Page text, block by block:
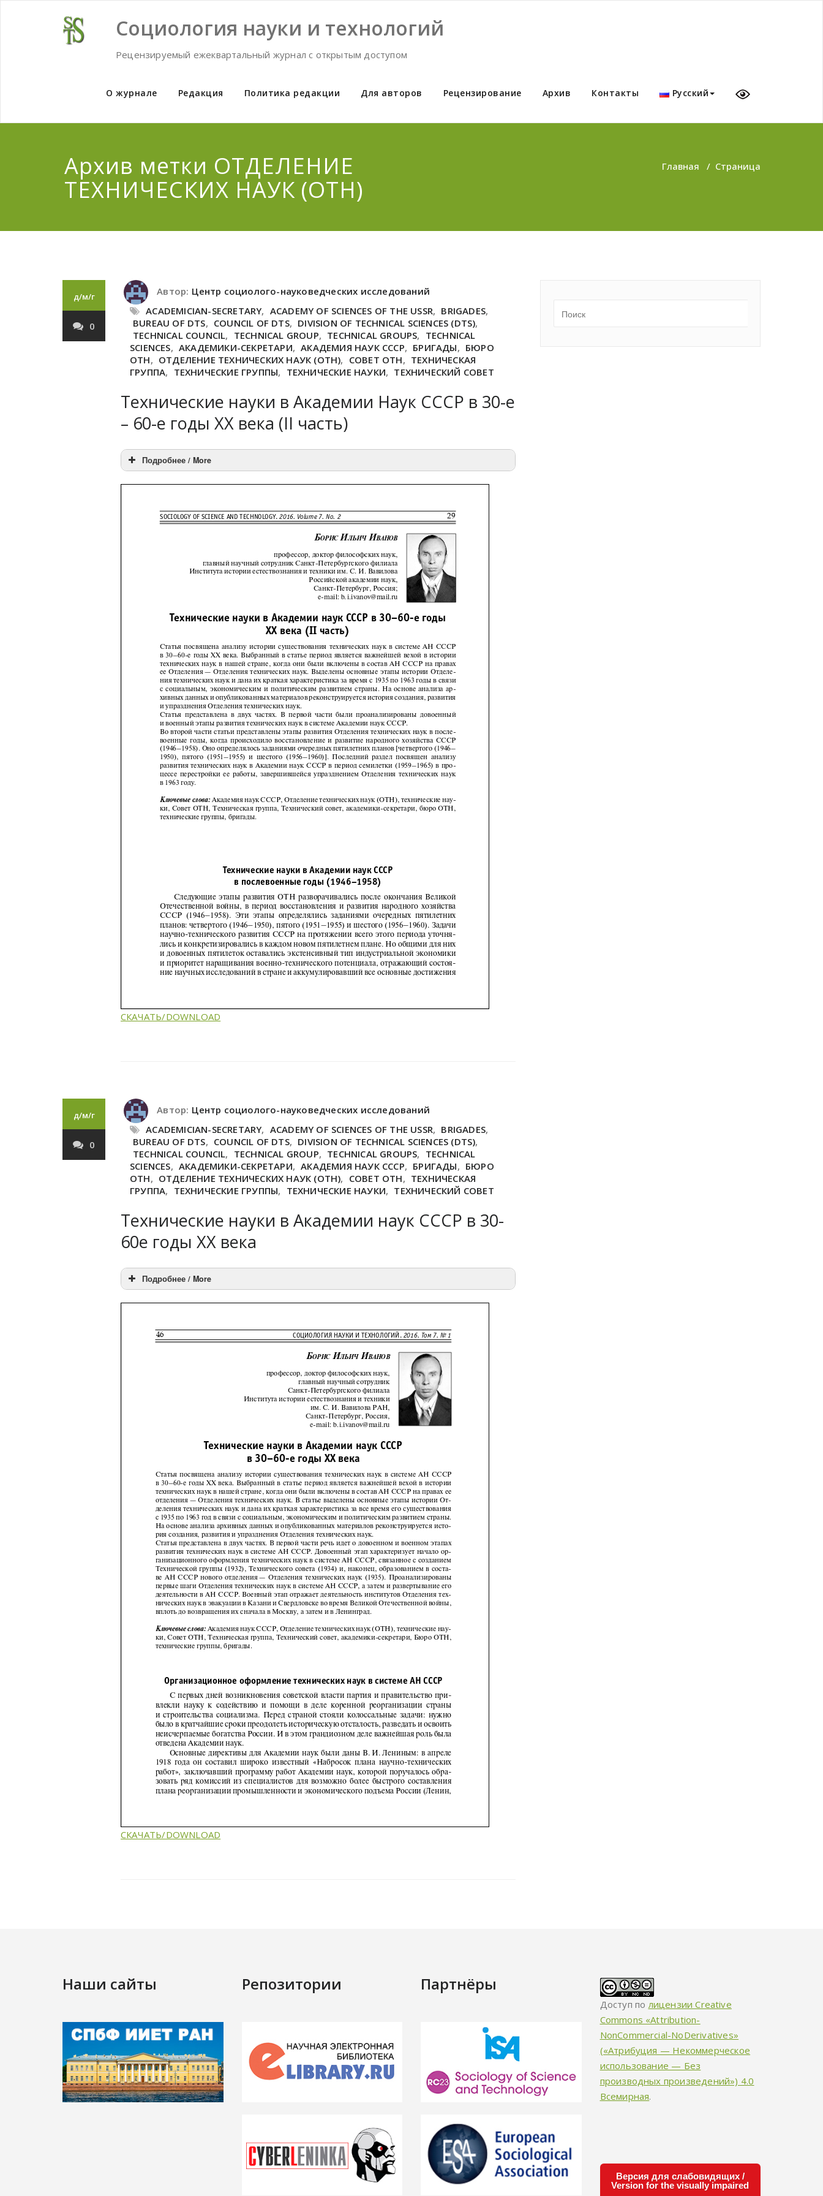
Социология науки и технологий
Рецензируемый ежеквартальный журнал с открытым доступом
О журнале Редакция Политика редакции Для авторов Рецензирование Архив Контакты Русский
Архив метки ОТДЕЛЕНИЕ
ТЕХНИЧЕСКИХ НАУК (ОТН)
Главная / Страница
д/м/г
0
Автор: Центр социолого-науковедческих исследований
ACADEMICIAN-SECRETARY, ACADEMY OF SCIENCES OF THE USSR, BRIGADES,
BUREAU OF DTS, COUNCIL OF DTS, DIVISION OF TECHNICAL SCIENCES (DTS),
TECHNICAL COUNCIL, TECHNICAL GROUP, TECHNICAL GROUPS, TECHNICAL
SCIENCES, АКАДЕМИКИ-СЕКРЕТАРИ, АКАДЕМИЯ НАУК СССР, БРИГАДЫ, БЮРО
ОТН, ОТДЕЛЕНИЕ ТЕХНИЧЕСКИХ НАУК (ОТН), СОВЕТ ОТН, ТЕХНИЧЕСКАЯ
ГРУППА, ТЕХНИЧЕСКИЕ ГРУППЫ, ТЕХНИЧЕСКИЕ НАУКИ, ТЕХНИЧЕСКИЙ СОВЕТ
Технические науки в Академии Наук СССР в 30-е
– 60-е годы XX века (II часть)
Подробнее / More
СКАЧАТЬ/DOWNLOAD
д/м/г
0
Автор: Центр социолого-науковедческих исследований
ACADEMICIAN-SECRETARY, ACADEMY OF SCIENCES OF THE USSR, BRIGADES,
BUREAU OF DTS, COUNCIL OF DTS, DIVISION OF TECHNICAL SCIENCES (DTS),
TECHNICAL COUNCIL, TECHNICAL GROUP, TECHNICAL GROUPS, TECHNICAL
SCIENCES, АКАДЕМИКИ-СЕКРЕТАРИ, АКАДЕМИЯ НАУК СССР, БРИГАДЫ, БЮРО
ОТН, ОТДЕЛЕНИЕ ТЕХНИЧЕСКИХ НАУК (ОТН), СОВЕТ ОТН, ТЕХНИЧЕСКАЯ
ГРУППА, ТЕХНИЧЕСКИЕ ГРУППЫ, ТЕХНИЧЕСКИЕ НАУКИ, ТЕХНИЧЕСКИЙ СОВЕТ
Технические науки в Академии наук СССР в 30-
60е годы ХХ века
Подробнее / More
СКАЧАТЬ/DOWNLOAD
Наши сайты Репозитории Партнёры
Доступ полицензии Creative
Commons «Attribution-
NonCommercial-NoDerivatives»
(«Атрибуция — Некоммерческое
использование — Без
производных произведений») 4.0
Всемирная.
Версия для слабовидящих /
Version for the visually impaired